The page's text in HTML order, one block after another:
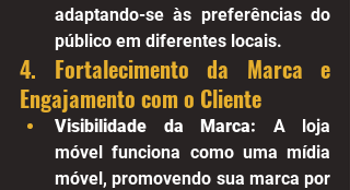
adaptando-se às preferências do
público em diferentes locais.
4. Fortalecimento da Marca e
Engajamento com o Cliente
Visibilidade da Marca: A loja
móvel funciona como uma mídia
móvel, promovendo sua marca por